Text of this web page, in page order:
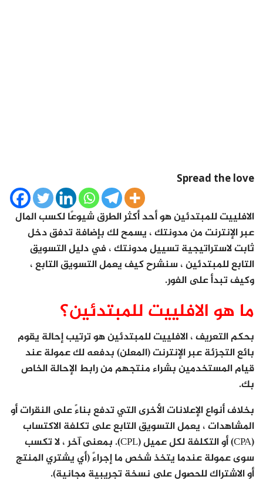
Spread the love
الافلييت للمبتدئين هو أحد أكثر الطرق شيوعًا لكسب المال
عبر الإنترنت من مدونتك ، يسمح لك بإضافة تدفق دخل
ثابت لاستراتيجية تسييل مدونتك ، في دليل التسويق
التابع للمبتدئين ، سنشرح كيف يعمل التسويق التابع ،
وكيف تبدأ على الفور.
ما هو الافلييت للمبتدئين؟
بحكم التعريف ، الافلييت للمبتدئين هو ترتيب إحالة يقوم
بائع التجزئة عبر الإنترنت (المعلن) بدفعه لك عمولة عند
قيام المستخدمين بشراء منتجهم من رابط الإحالة الخاص
بك.
بخلاف أنواع الإعلانات الأخرى التي تدفع بناءً على النقرات أو
المشاهدات ، يعمل التسويق التابع على تكلفة الاكتساب
(CPA) أو التكلفة لكل عميل (CPL). بمعنى آخر ، لا تكسب
سوى عمولة عندما يتخذ شخص ما إجراءً (أي يشتري المنتج
أو الاشتراك للحصول على نسخة تجريبية مجانية).